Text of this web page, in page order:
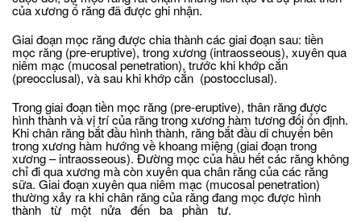
của xương ổ răng đã được ghi nhận.
Giai đoạn mọc răng được chia thành các giai đoạn sau: tiền
mọc răng (pre-eruptive), trong xương (intraosseous), xuyên qua
niêm mạc (mucosal penetration), trước khi khớp cắn
(preocclusal), và sau khi khớp cắn (postocclusal).
Trong giai đoạn tiền mọc răng (pre-eruptive), thân răng được
hình thành và vị trí của răng trong xương hàm tương đối ổn định.
Khi chân răng bắt đầu hình thành, răng bắt đầu di chuyển bên
trong xương hàm hướng về khoang miệng (giai đoạn trong
xương – intraosseous). Đường mọc của hầu hết các răng không
chỉ đi qua xương mà còn xuyên qua chân răng của các răng
sữa. Giai đoạn xuyên qua niêm mạc (mucosal penetration)
thường xảy ra khi chân răng của răng đang mọc được hình
thành từ một nửa đến ba phần tư.